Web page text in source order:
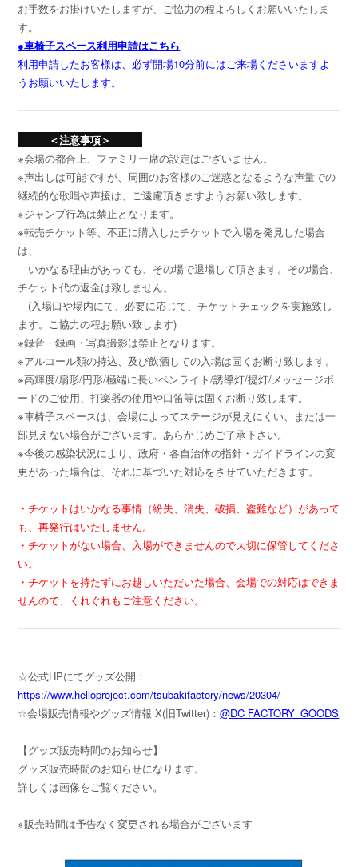
お手数をお掛けいたしますが、ご協力の程よろしくお願いいたしま
す。
●車椅子スペース利用申請はこちら
利用申請したお客様は、必ず開場10分前にはご来場くださいますよ
うお願いいたします。
＜注意事項＞
※会場の都合上、ファミリー席の設定はございません。
※声出しは可能ですが、周囲のお客様のご迷惑となるような声量での
継続的な歌唱や声援は、ご遠慮頂きますようお願い致します。
※ジャンプ行為は禁止となります。
※転売チケット等、不正に購入したチケットで入場を発見した場合
は、
いかなる理由があっても、その場で退場して頂きます。その場合、
チケット代の返金は致しません。
(入場口や場内にて、必要に応じて、チケットチェックを実施致し
ます。ご協力の程お願い致します)
※録音・録画・写真撮影は禁止となります。
※アルコール類の持込、及び飲酒しての入場は固くお断り致します。
※高輝度/扇形/円形/極端に長いペンライト/誘導灯/提灯/メッセージボ
ードのご使用、打楽器の使用や口笛等は固くお断り致します。
※車椅子スペースは、会場によってステージが見えにくい、または一
部見えない場合がございます。あらかじめご了承下さい。
※今後の感染状況により、政府・各自治体の指針・ガイドラインの変
更があった場合は、それに基づいた対応をさせていただきます。
・チケットはいかなる事情（紛失、消失、破損、盗難など）があって
も、再発行はいたしません。
・チケットがない場合、入場ができませんので大切に保管してくださ
い。
・チケットを持たずにお越しいただいた場合、会場での対応はできま
せんので、くれぐれもご注意ください。
☆公式HPにてグッズ公開：
https://www.helloproject.com/tsubakifactory/news/20304/
☆会場販売情報やグッズ情報 X(旧Twitter)：@DC FACTORY_GOODS
【グッズ販売時間のお知らせ】
グッズ販売時間のお知らせになります。
詳しくは画像をご覧ください。
※販売時間は予告なく変更される場合がございます